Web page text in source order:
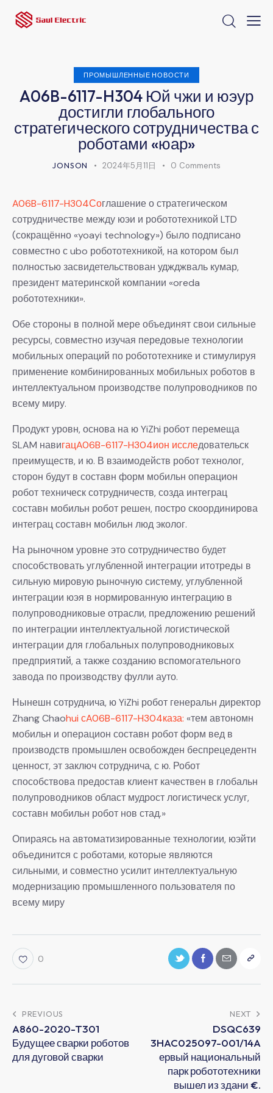
ПРОМЫШЛЕННЫЕ НОВОСТИ
A06B-6117-H304 Юй чжи и юэур
достигли глобального
стратегического сотрудничества с
роботами «юар»
JONSON 2024年5月11日 0 Comments
A06B-6117-H304Соглашение о стратегическом
сотрудничестве между юэи и робототехникой LTD
(сокращённо «yoayi technology») было подписано
совместно с ubo робототехникой, на котором был
полностью засвидетельствован уджджваль кумар,
президент материнской компании «oreda
робототехники».
Обе стороны в полной мере объединят свои сильные
ресурсы, совместно изучая передовые технологии
мобильных операций по робототехнике и стимулируя
применение комбинированных мобильных роботов в
интеллектуальном производстве полупроводников по
всему миру.
Продукт уровн, основа на ю YiZhi робот перемеща
SLAM навигацA06B-6117-H304ион исследовательск
преимуществ, и ю. В взаимодейств робот технолог,
сторон будут в составн форм мобильн операцион
робот техническ сотрудничеств, созда интеграц
составн мобильн робот решен, постро скоординирова
интеграц составн мобильн люд эколог.
На рыночном уровне это сотрудничество будет
способствовать углубленной интеграции итотреды в
сильную мировую рыночную систему, углубленной
интеграции юэя в нормированную интеграцию в
полупроводниковые отрасли, предложению решений
по интеграции интеллектуальной логистической
интеграции для глобальных полупроводниковых
предприятий, а также созданию вспомогательного
завода по производству фулли ауто.
Нынешн сотруднича, ю YiZhi робот генеральн директор
Zhang Chaohui сA06B-6117-H304каза: «тем автономн
мобильн и операцион составн робот форм вед в
производств промышлен освобожден беспрецедентн
ценност, эт заключ сотруднича, с ю. Робот
способствова предостав клиент качествен в глобальн
полупроводников област мудрост логистическ услуг,
составн мобильн робот нов стад.»
Опираясь на автоматизированные технологии, юэйти
объединится с роботами, которые являются
сильными, и совместно усилит интеллектуальную
модернизацию промышленного пользователя по
всему миру
0
PREVIOUS
A860-2020-T301
Будущее сварки роботов
для дуговой сварки
NEXT
DSQC639
3HAC025097-001/14A
ервый национальный
парк робототехники
вышел из здани €.